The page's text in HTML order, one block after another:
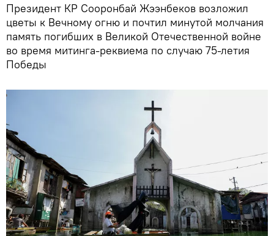
Президент КР Сооронбай Жээнбеков возложил
цветы к Вечному огню и почтил минутой молчания
память погибших в Великой Отечественной войне
во время митинга-реквиема по случаю 75-летия
Победы